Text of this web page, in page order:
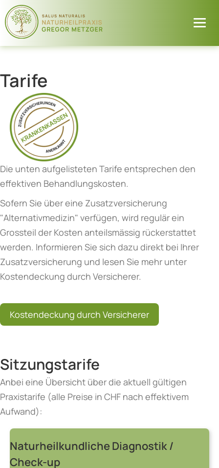
Tarife
Die unten aufgelisteten Tarife entsprechen den
effektiven Behandlungskosten.
Sofern Sie über eine Zusatzversicherung
"Alternativmedizin" verfügen, wird regulär ein
Grossteil der Kosten anteilsmässig rückerstattet
werden. Informieren Sie sich dazu direkt bei Ihrer
Zusatzversicherung und lesen Sie mehr unter
Kostendeckung durch Versicherer.
Kostendeckung durch Versicherer
Sitzungstarife
Anbei eine Übersicht über die aktuell gültigen
Praxistarife (alle Preise in CHF nach effektivem
Aufwand):
Naturheilkundliche Diagnostik /
Check-up